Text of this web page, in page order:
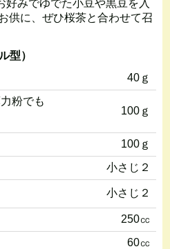
好みでゆでた小豆や黒豆を入
に、ぜひ桜茶と合わせて召
型）
40ｇ
粉でも
100ｇ
100ｇ
小さじ２
小さじ２
250㏄
60㏄